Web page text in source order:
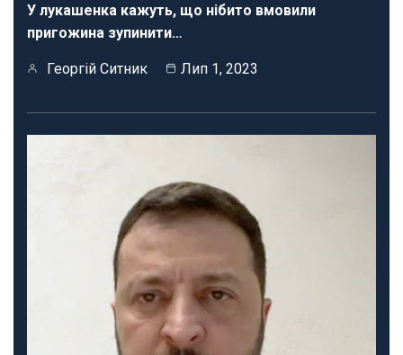
У лукашенка кажуть, що нібито вмовили
пригожина зупинити…
Георгій Ситник Лип 1, 2023